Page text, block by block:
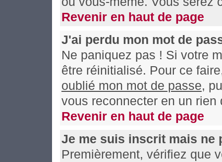
Revenir en haut de page
J'ai perdu mon mot de
Ne paniquez pas ! Si votre
être réinitialisé. Pour ce
oublié mon mot de passe,
vous reconnecter en un rien
Revenir en haut de page
Je me suis inscrit mais ne
Premièrement, vérifiez que